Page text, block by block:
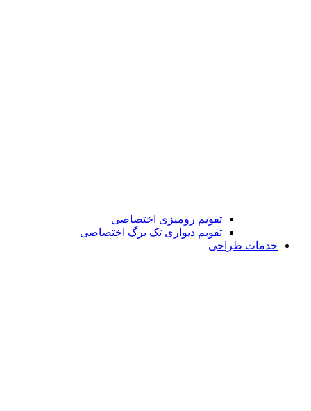
تقویم رومیزی اختصاصی
تقویم دیواری تک برگ اختصاصی
خدمات طراحی